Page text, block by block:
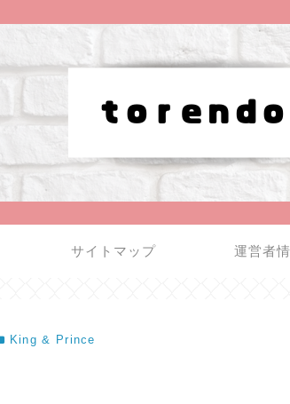
サイトマップ 運営者
King & Prince